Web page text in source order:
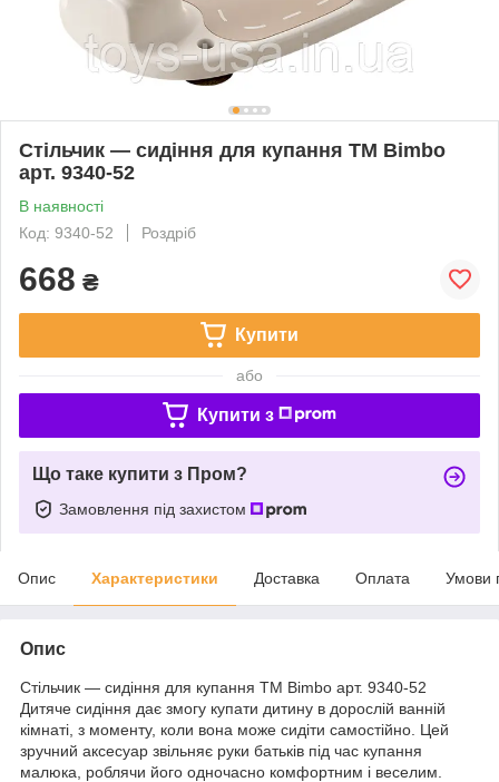
Стільчик — сидіння для купання TM Bimbo
арт. 9340-52
В наявності
Код: 9340-52
Роздріб
668 ₴
Купити
або
Купити з
Що таке купити з Пром?
Замовлення під захистом
Опис Характеристики Доставка Оплата Умови
Опис
Стільчик — сидіння для купання TM Bimbo арт. 9340-52
Дитяче сидіння дає змогу купати дитину в дорослій ванній
кімнаті, з моменту, коли вона може сидіти самостійно. Цей
зручний аксесуар звільняє руки батьків під час купання
малюка, роблячи його одночасно комфортним і веселим.